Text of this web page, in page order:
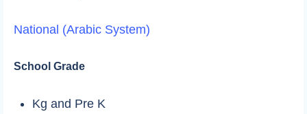
National (Arabic System)
School Grade
Kg and Pre K